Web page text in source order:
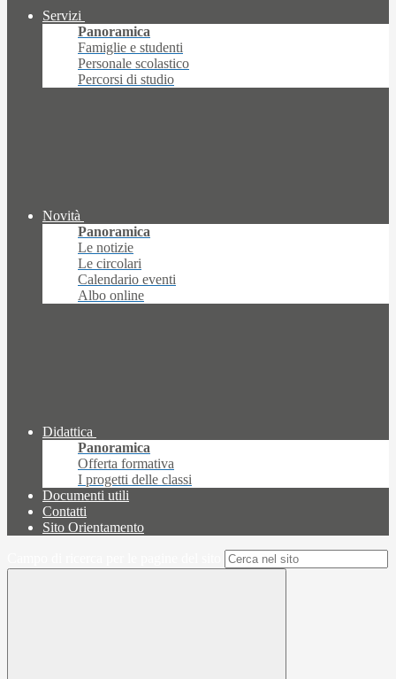
Servizi
Panoramica
Famiglie e studenti
Personale scolastico
Percorsi di studio
Novità
Panoramica
Le notizie
Le circolari
Calendario eventi
Albo online
Didattica
Panoramica
Offerta formativa
I progetti delle classi
Documenti utili
Contatti
Sito Orientamento